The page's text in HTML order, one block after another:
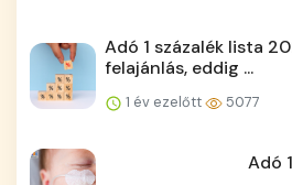
Adó 1 százalék lista
felajánlás, eddig ...
1 év ezelőtt 5077
Adó